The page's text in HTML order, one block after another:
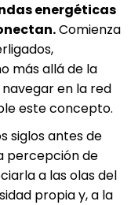
energéticas
Comienza
más allá de la
en la red
este concepto.
siglos antes de
percepción de
a las olas del
propia y, a la